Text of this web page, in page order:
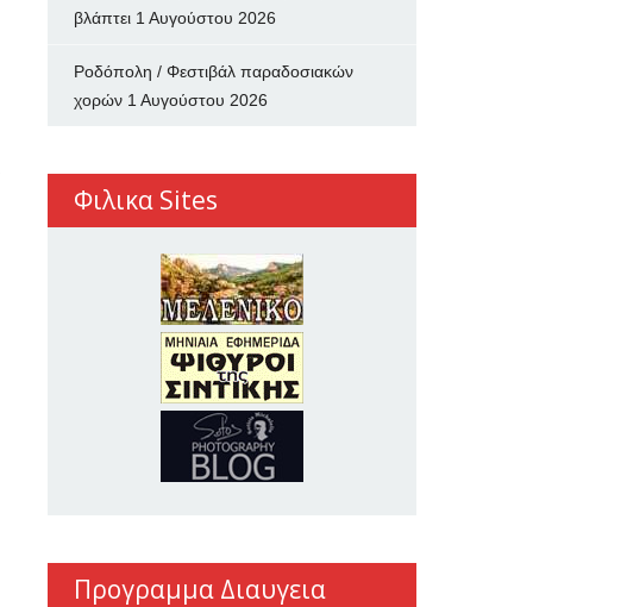
βλάπτει 1 Αυγούστου 2026
Ροδόπολη / Φεστιβάλ παραδοσιακών
χορών 1 Αυγούστου 2026
Φιλικα Sites
Προγραμμα Διαυγεια